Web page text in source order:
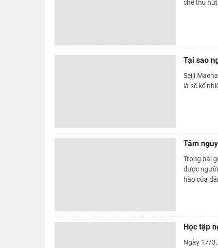
chế thu
Tại sao
Seiji
là sẽ kế
Tâm
Trong bài
được
hào của
Học tập
Ngày 17/